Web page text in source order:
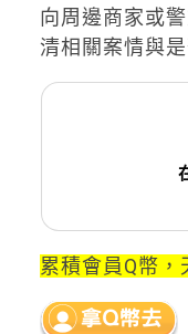
向周邊商家或
清相關案情與
累積會員Q幣，